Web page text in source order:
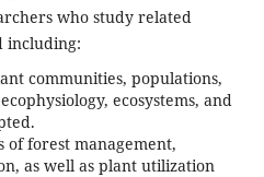
who study related
including:
communities, populations,
ecosystems, and
of forest management,
as well as plant utilization